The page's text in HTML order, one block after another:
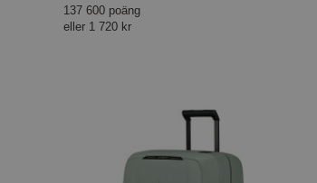
137 600 poäng
eller 1 720 kr